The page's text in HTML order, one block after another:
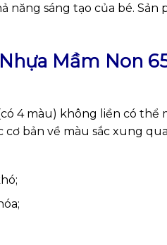
sáng tạo của bé. Sản
Mầm Non
4 màu) không liền có thể
bản về màu sắc xung